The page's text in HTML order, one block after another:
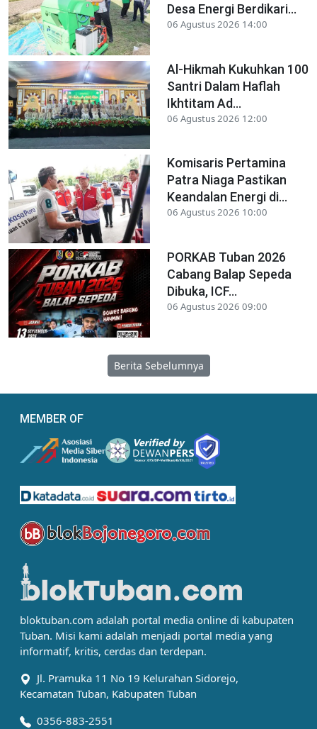
Desa Energi Berdikari...
06 Agustus 2026 14:00
Al-Hikmah Kukuhkan 100
Santri Dalam Haflah
Ikhtitam Ad...
06 Agustus 2026 12:00
Komisaris Pertamina
Patra Niaga Pastikan
Keandalan Energi di...
06 Agustus 2026 10:00
PORKAB Tuban 2026
Cabang Balap Sepeda
Dibuka, ICF...
06 Agustus 2026 09:00
Berita Sebelumnya
MEMBER OF
bloktuban.com adalah portal media online di kabupaten
Tuban. Misi kami adalah menjadi portal media yang
informatif, kritis, cerdas dan terdepan.
Jl. Pramuka 11 No 19 Kelurahan Sidorejo,
Kecamatan Tuban, Kabupaten Tuban
0356-883-2551